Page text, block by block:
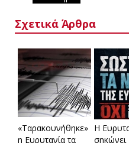
Σχετικά Άρθρα
«Ταρακουνήθηκε»
η Ευρυτανία τα
Η
σηκώνει